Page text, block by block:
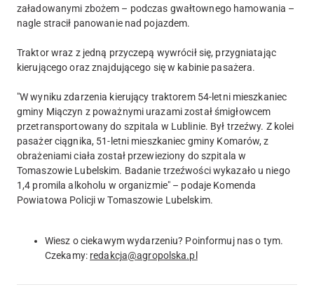
załadowanymi zbożem – podczas gwałtownego hamowania –
nagle stracił panowanie nad pojazdem.
Traktor wraz z jedną przyczepą wywrócił się, przygniatając
kierującego oraz znajdującego się w kabinie pasażera.
"W wyniku zdarzenia kierujący traktorem 54-letni mieszkaniec
gminy Miączyn z poważnymi urazami został śmigłowcem
przetransportowany do szpitala w Lublinie. Był trzeźwy. Z kolei
pasażer ciągnika, 51-letni mieszkaniec gminy Komarów, z
obrażeniami ciała został przewieziony do szpitala w
Tomaszowie Lubelskim. Badanie trzeźwości wykazało u niego
1,4 promila alkoholu w organizmie" – podaje Komenda
Powiatowa Policji w Tomaszowie Lubelskim.
Wiesz o ciekawym wydarzeniu? Poinformuj nas o tym.
Czekamy: redakcja@agropolska.pl